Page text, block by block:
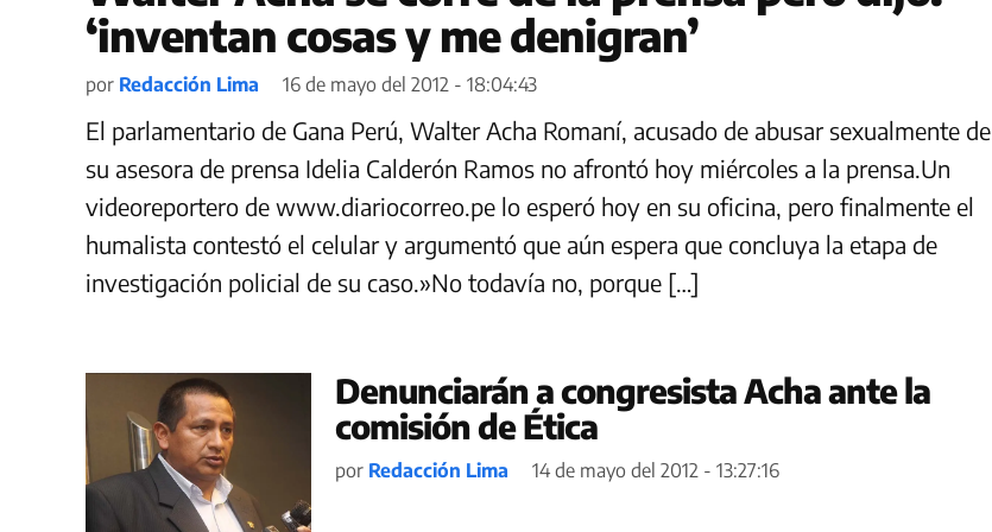
‘inventan cosas y me denigran’
por Redacción Lima 16 de mayo del 2012 - 18:04:43
El parlamentario de Gana Perú, Walter Acha Romaní, acusado de abusar sexualmente de
su asesora de prensa Idelia Calderón Ramos no afrontó hoy miércoles a la prensa.Un
videoreportero de www.diariocorreo.pe lo esperó hoy en su oficina, pero finalmente el
humalista contestó el celular y argumentó que aún espera que concluya la etapa de
investigación policial de su caso.»No todavía no, porque […]
Denunciarán a congresista Acha ante la
comisión de Ética
por Redacción Lima 14 de mayo del 2012 - 13:27:16